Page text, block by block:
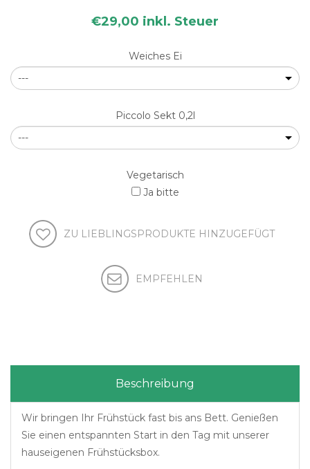
€29,00 inkl. Steuer
Weiches Ei
Piccolo Sekt 0,2l
Vegetarisch
Ja bitte
Beschreibung
Wir bringen Ihr Frühstück fast bis ans Bett. Genießen
Sie einen entspannten Start in den Tag mit unserer
hauseigenen Frühstücksbox.